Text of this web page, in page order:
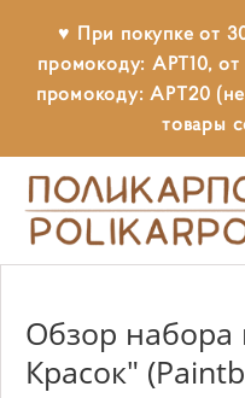
♥ При покупке от
промокоду: АРТ10,
промокоду: АРТ20 (не
товары
Обзор набора
Красок"